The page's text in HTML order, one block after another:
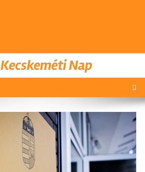
Kecskeméti Nap